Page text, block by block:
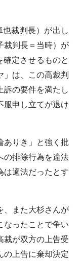
裁判長）が出し
裁判長＝当時）が
定させるものと
」は、この高裁判
の要件を満たし
服申し立てが退け
ありき」と強く批
の排除行為を違法
は適法だったとす
、また大杉さんが
なったことで争い
裁が双方の上告受
の上告に棄却決定